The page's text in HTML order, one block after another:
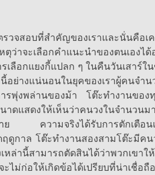
วจสอบที่สำคัญของเราและนั่นคือ
ว่าจะเลือกคำแนะนำของตนเองไ
เลือกแยงกี้แปลก ๆ ในคืนวันเสาร์ใ
อย่างแน่นอนในยุคของเราผู้คนจ
รพุ่งพล่านของม้า โต๊ะทำงานของ
ดแสดงให้เห็นว่าคนวงในจำนวน
าย ความจริงได้รับการตักเตือน
ดูกาล โต๊ะทำงานสองสามโต๊ะมีค
หล่านี้สามารถตัดสินได้ว่าพวกเขา
ไม่ก่อให้เกิดข้อได้เปรียบที่น่าเชื่อถือ